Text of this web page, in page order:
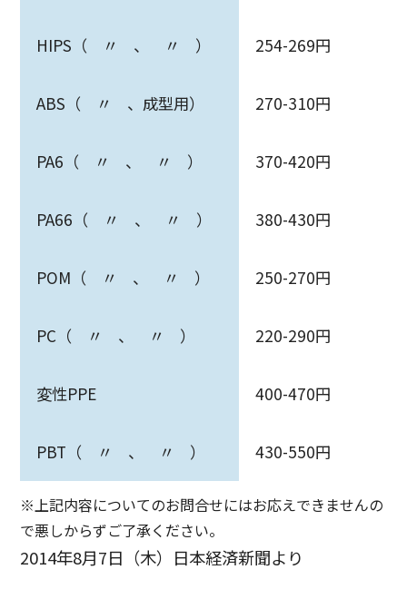
HIPS（ 〃 、 〃 ） 254-269円
ABS（ 〃 、成型用） 270-310円
PA6（ 〃 、 〃 ） 370-420円
PA66（ 〃 、 〃 ） 380-430円
POM（ 〃 、 〃 ） 250-270円
PC（ 〃 、 〃 ） 220-290円
変性PPE 400-470円
PBT（ 〃 、 〃 ） 430-550円
※上記内容についてのお問合せにはお応えできませんの
で悪しからずご了承ください。
2014年8月7日（木）日本経済新聞より